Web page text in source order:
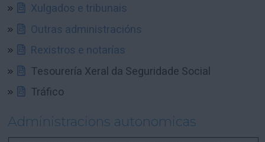
Xulgados e tribunais
Outras administracións
Rexistros e notarías
Tesourería Xeral da Seguridade Social
Tráfico
Administracions autonomicas